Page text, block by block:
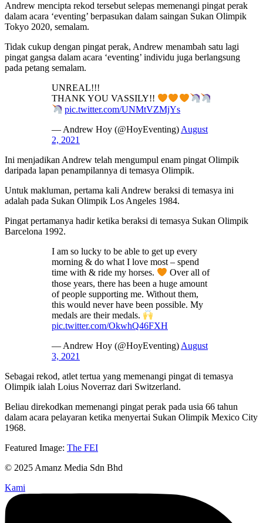
Andrew mencipta rekod tersebut selepas memenangi pingat perak
dalam acara ‘eventing’ berpasukan dalam saingan Sukan Olimpik
Tokyo 2020, semalam.
Tidak cukup dengan pingat perak, Andrew menambah satu lagi
pingat gangsa dalam acara ‘eventing’ individu juga berlangsung
pada petang semalam.
UNREAL!!!
THANK YOU VASSILY!!
pic.twitter.com/UNMtVZMjYs
— Andrew Hoy (@HoyEventing) August
2, 2021
Ini menjadikan Andrew telah mengumpul enam pingat Olimpik
daripada lapan penampilannya di temasya Olimpik.
Untuk makluman, pertama kali Andrew beraksi di temasya ini
adalah pada Sukan Olimpik Los Angeles 1984.
Pingat pertamanya hadir ketika beraksi di temasya Sukan Olimpik
Barcelona 1992.
I am so lucky to be able to get up every
morning & do what I love most – spend
time with & ride my horses.
Over all of
those years, there has been a huge amount
of people supporting me. Without them,
this would never have been possible. My
medals are their medals.
pic.twitter.com/OkwhQ46FXH
— Andrew Hoy (@HoyEventing) August
3, 2021
Sebagai rekod, atlet tertua yang memenangi pingat di temasya
Olimpik ialah Loius Noverraz dari Switzerland.
Beliau direkodkan memenangi pingat perak pada usia 66 tahun
dalam acara pelayaran ketika menyertai Sukan Olimpik Mexico City
1968.
Featured Image: The FEI
© 2025 Amanz Media Sdn Bhd
Kami